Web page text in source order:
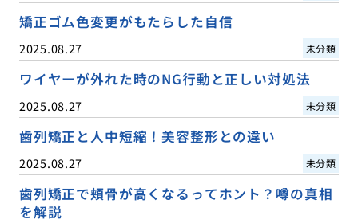
矯正ゴム色変更がもたらした自信
2025.08.27 未分類
ワイヤーが外れた時のNG行動と正しい対処法
2025.08.27 未分類
歯列矯正と人中短縮！美容整形との違い
2025.08.27 未分類
歯列矯正で頬骨が高くなるってホント？噂の真相
を解説